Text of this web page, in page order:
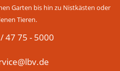
Garten bis hin zu Nistkästen oder
Tieren.
47 75 - 5000